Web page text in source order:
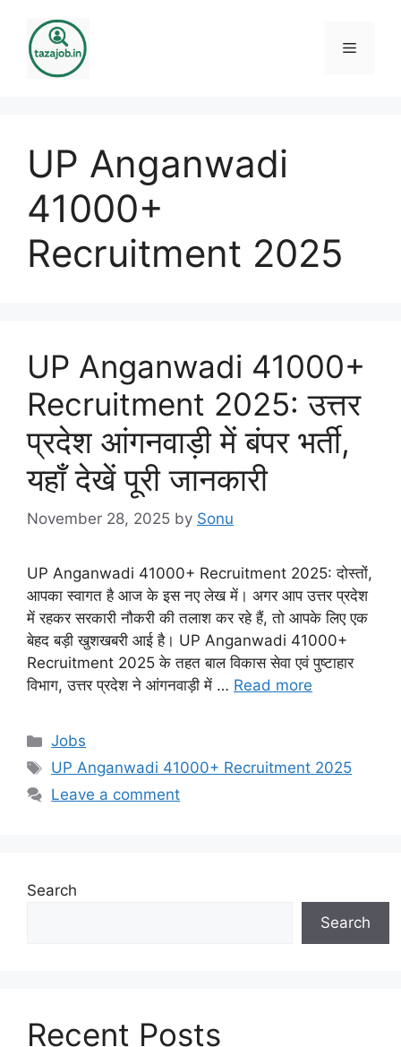
content
Menu
UP Anganwadi
41000+
Recruitment 2025
UP Anganwadi 41000+
Recruitment 2025: उत्तर
प्रदेश आंगनवाड़ी में बंपर भर्ती,
यहाँ देखें पूरी जानकारी
November 28, 2025 by Sonu
UP Anganwadi 41000+ Recruitment 2025: दोस्तों,
आपका स्वागत है आज के इस नए लेख में। अगर आप उत्तर प्रदेश
में रहकर सरकारी नौकरी की तलाश कर रहे हैं, तो आपके लिए एक
बेहद बड़ी खुशखबरी आई है। UP Anganwadi 41000+
Recruitment 2025 के तहत बाल विकास सेवा एवं पुष्टाहार
विभाग, उत्तर प्रदेश ने आंगनवाड़ी में … Read more
Categories
Jobs
Tags
UP Anganwadi 41000+ Recruitment 2025
Leave a comment
Search
Search
Recent Posts